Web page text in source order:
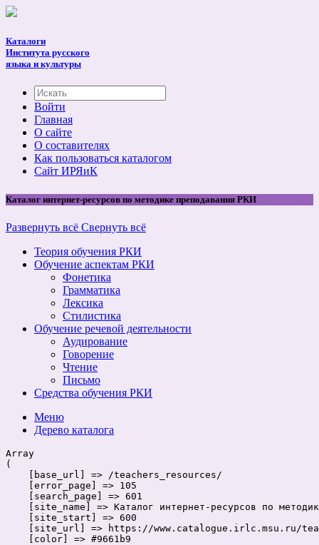
Каталоги
Института русского
языка и культуры
Войти
Главная
О сайте
О составителях
Как пользоваться каталогом
Cайт ИРЯиК
Каталог интернет-ресурсов по методике преподавания РКИ
Развернуть всё Свернуть всё
Теория обучения РКИ
Обучение аспектам РКИ
Фонетика
Грамматика
Лексика
Стилистика
Обучение речевой деятельности
Аудирование
Говорение
Чтение
Письмо
Средства обучения РКИ
Меню
Дерево каталога
Array
(
    [base_url] => /teachers_resources/
    [error_page] => 105
    [search_page] => 601
[site_name] => Каталог интернет-ресурсов по
    [site_start] => 600
[site_url] => https://www.catalogue.irlc.msu.ru/
    [color] => #9661b9